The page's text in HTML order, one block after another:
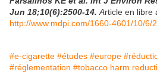
Jun 18;10(6):2500-14. Article en libre
http://www.mdpi.com/1660-4601/10/6/
#e-cigarette #études #europe
#réglementation #tobacco harm